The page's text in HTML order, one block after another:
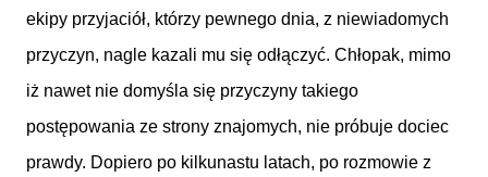
ekipy przyjaciół, którzy pewnego dnia, z niewiadomych
przyczyn, nagle kazali mu się odłączyć. Chłopak, mimo
iż nawet nie domyśla się przyczyny takiego
postępowania ze strony znajomych, nie próbuje dociec
prawdy. Dopiero po kilkunastu latach, po rozmowie z